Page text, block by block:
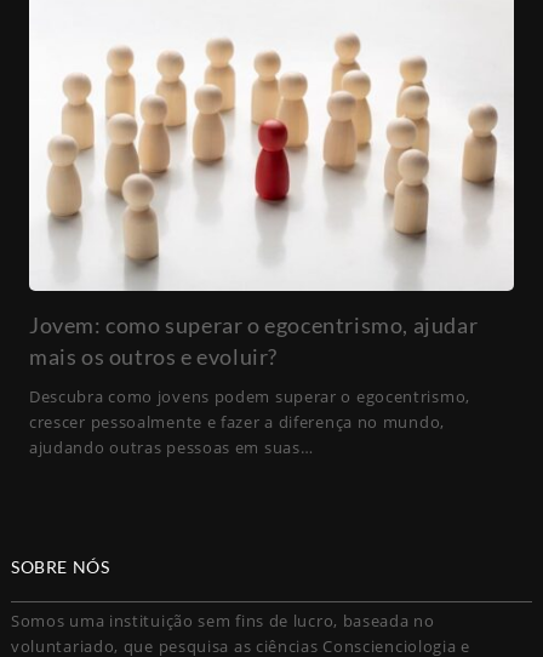
Jovem: como superar o egocentrismo, ajudar
mais os outros e evoluir?
Descubra como jovens podem superar o egocentrismo,
crescer pessoalmente e fazer a diferença no mundo,
ajudando outras pessoas em suas…
SOBRE NÓS
Somos uma instituição sem fins de lucro, baseada no
voluntariado, que pesquisa as ciências Conscienciologia e